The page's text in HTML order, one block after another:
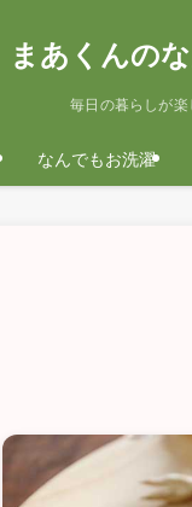
まあくんの
毎日の暮らしが楽
なんでもお洗濯